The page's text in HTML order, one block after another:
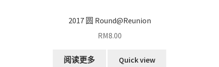
2017 圆 Round@Reunion
RM8.00
阅读更多 Quick view